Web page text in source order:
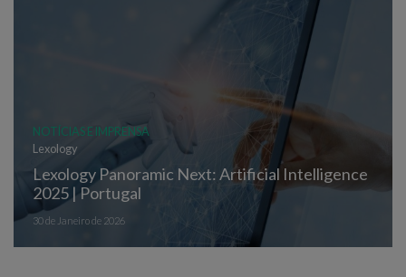
NOTÍCIAS E IMPRENSA
Lexology
Lexology Panoramic Next: Artificial Intelligence
2025 | Portugal
30 de Janeiro de 2026